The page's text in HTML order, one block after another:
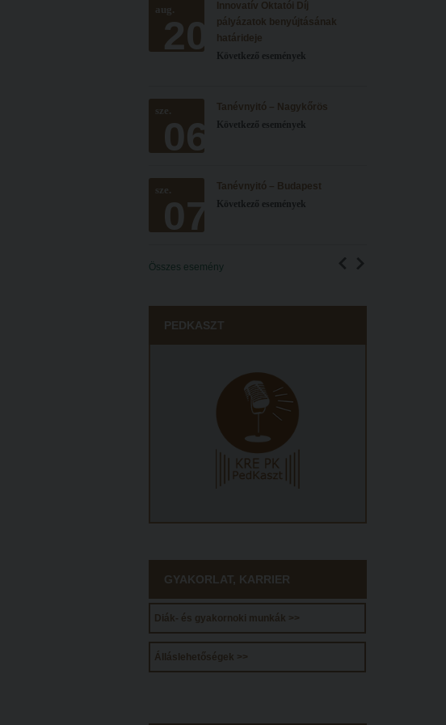
aug.
20
Innovatív Oktatói Díj
pályázatok benyújtásának
határideje
Következő események
sze.
06
Tanévnyitó – Nagykőrös
Következő események
sze.
07
Tanévnyitó – Budapest
Következő események
Összes esemény
PEDKASZT
GYAKORLAT, KARRIER
Diák- és gyakornoki munkák >>
Álláslehetőségek >>